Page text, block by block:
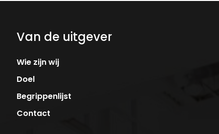
Van de uitgever
Wie zijn wij
Doel
Begrippenlijst
Contact